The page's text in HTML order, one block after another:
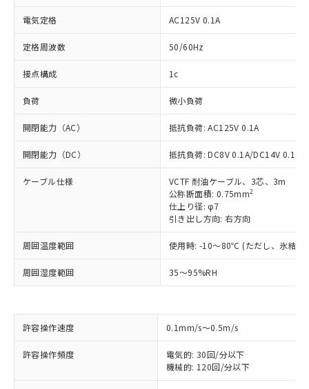
電気定格 AC125V 0.1A
定格周波数 50/60Hz
接点構成 1c
負荷 微小負荷
開閉能力（AC） 抵抗負荷: AC125V 0.1A
開閉能力（DC） 抵抗負荷: DC8V 0.1A/DC14V 0.1A/
ケーブル仕様
VCTF 耐油ケーブル、3芯、3m
公称断面積: 0.75mm2
仕上り径: φ7
引き出し方向: 右方向
周囲温度範囲 使用時: -10～80℃ (ただし、氷結し
周囲湿度範囲 35～95%RH
許容操作速度 0.1mm/s～0.5m/s
許容操作頻度
電気的: 30回/分以下
機械的: 120回/分以下
対応済み：EU RoHS指令（10物質）の
非含有に対応した製品が提供可能な商品で
対応予定：EU RoHS指令（10物質）の非含